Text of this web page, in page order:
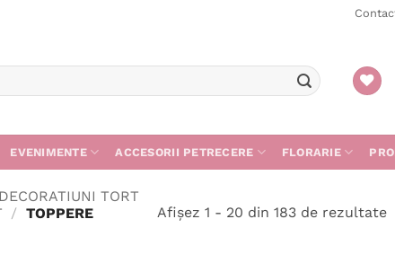
EVENIMENTE ACCESORII PETRECERE FLORARIE
DECORATIUNI TORT
/ TOPPERE
Afișez 1 - 20 din 183 de rezultate